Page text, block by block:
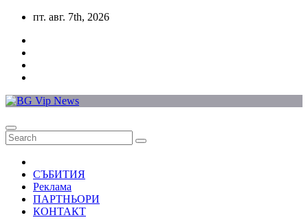
Skip
content
пт. авг. 7th, 2026
СЪБИТИЯ
Реклама
ПАРТНЬОРИ
КОНТАКТ